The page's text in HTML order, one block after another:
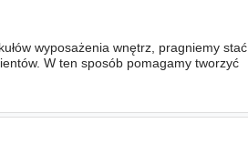
wyposażenia wnętrz, pragniemy stać
W ten sposób pomagamy tworzyć